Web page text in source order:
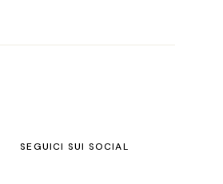
SEGUICI SUI SOCIAL